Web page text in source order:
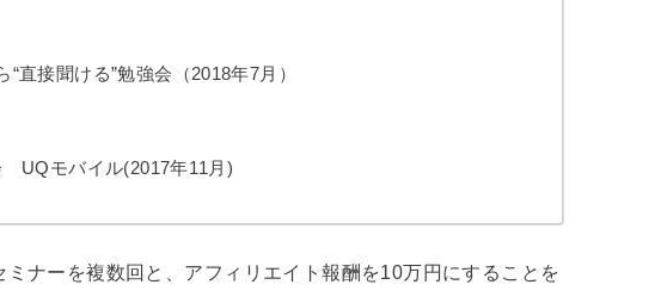
直接聞ける”勉強会（2018年7月）
UQモバイル(2017年11月)
ナーを複数回と、アフィリエイト報酬を10万円にすることを